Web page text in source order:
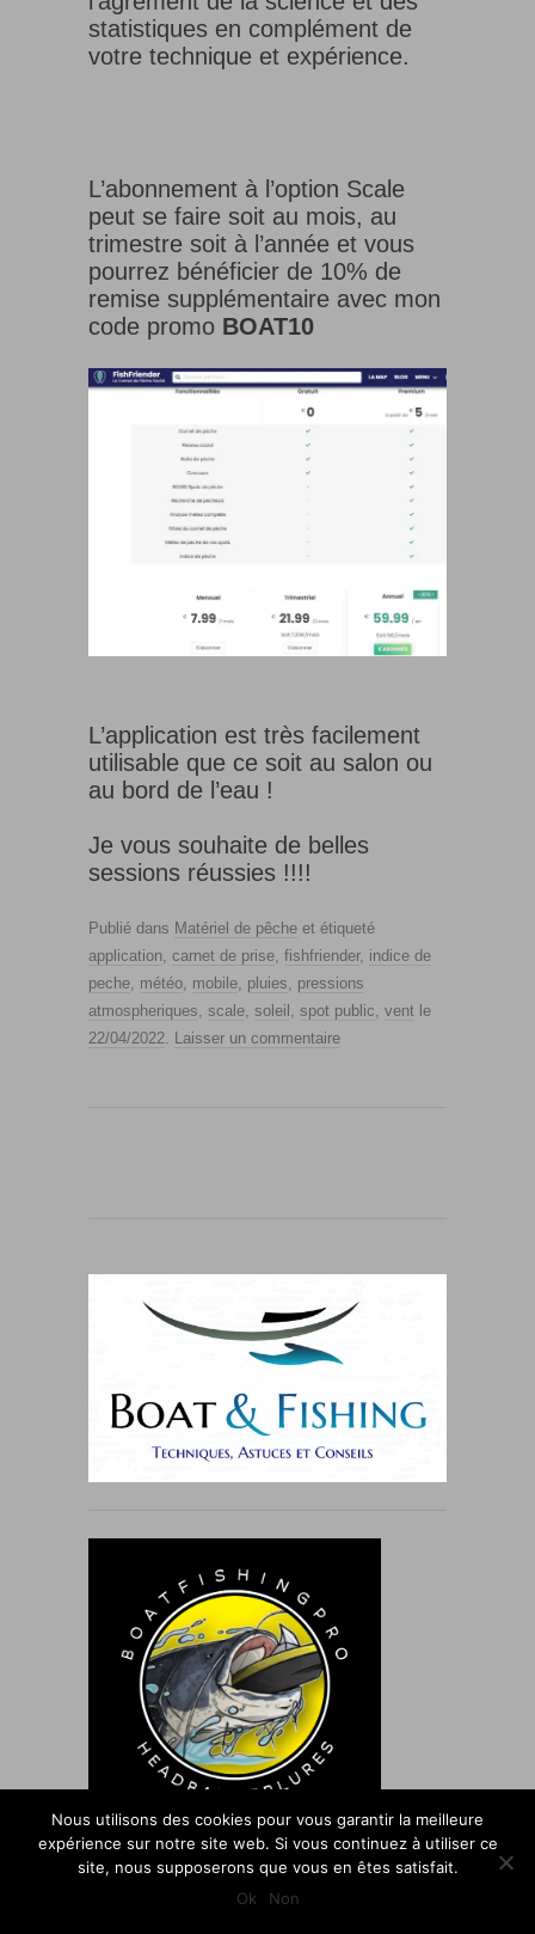
statistiques en complément de
votre technique et expérience.
L’abonnement à l’option Scale
peut se faire soit au mois, au
trimestre soit à l’année et vous
pourrez bénéficier de 10% de
remise supplémentaire avec mon
code promo BOAT10
L’application est très facilement
utilisable que ce soit au salon ou
au bord de l’eau !
Je vous souhaite de belles
sessions réussies !!!!
Publié dans Matériel de pêche et étiqueté
application, carnet de prise, fishfriender, indice de
peche, météo, mobile, pluies, pressions
atmospheriques, scale, soleil , spot public, vent le
22/04/2022. Laisser un commentaire
Nous utilisons des cookies pour vous garantir la meilleure
expérience sur notre site web. Si vous continuez à utiliser ce
site, nous supposerons que vous en êtes satisfait.
Ok
Non